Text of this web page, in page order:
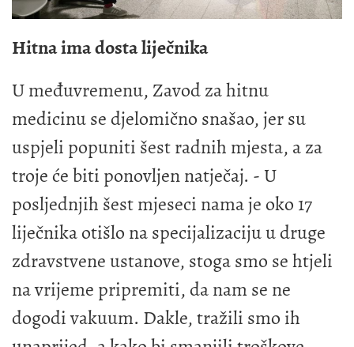
Hitna ima dosta liječnika
U međuvremenu, Zavod za hitnu
medicinu se djelomično snašao, jer su
uspjeli popuniti šest radnih mjesta, a za
troje će biti ponovljen natječaj. - U
posljednjih šest mjeseci nama je oko 17
liječnika otišlo na specijalizaciju u druge
zdravstvene ustanove, stoga smo se htjeli
na vrijeme pripremiti, da nam se ne
dogodi vakuum. Dakle, tražili smo ih